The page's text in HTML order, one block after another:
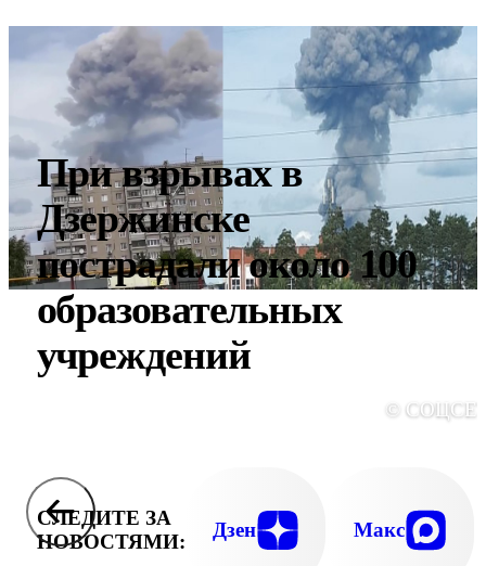
При взрывах в
Дзержинске
пострадали около 100
образовательных
учреждений
©
СЛЕДИТЕ ЗА
НОВОСТЯМИ:
Дзен Макс